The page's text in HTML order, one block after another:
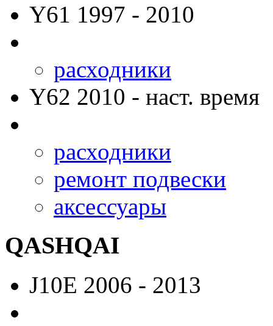
Y61 1997 - 2010
расходники
Y62 2010 - наст. время
расходники
ремонт подвески
аксессуары
QASHQAI
J10E 2006 - 2013